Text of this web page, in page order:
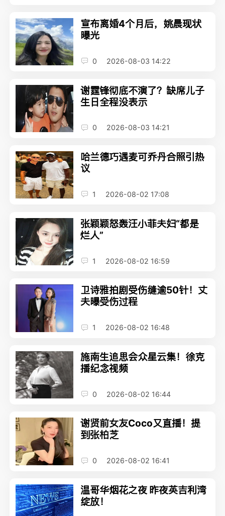
宣布离婚4个月后，姚晨现状
曝光
0 2026-08-03 14:22
谢霆锋彻底不演了？缺席儿子
生日全程没表示
0 2026-08-03 14:21
哈兰德巧遇麦可乔丹合照引热
议
1 2026-08-02 17:08
张颖颖怒轰汪小菲夫妇“都是
烂人”
1 2026-08-02 16:59
卫诗雅拍剧受伤缝逾50针！丈
夫曝受伤过程
1 2026-08-02 16:48
施南生追思会众星云集！徐克
播纪念视频
0 2026-08-02 16:44
谢贤前女友Coco又直播！提
到张柏芝
0 2026-08-02 16:41
温哥华烟花之夜 昨夜英吉利湾
绽放！